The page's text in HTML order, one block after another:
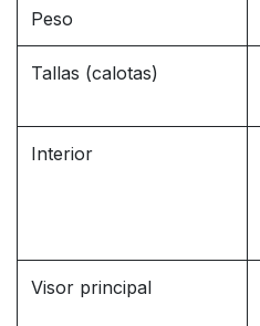
Peso
Tallas (calotas)
Interior
Visor principal